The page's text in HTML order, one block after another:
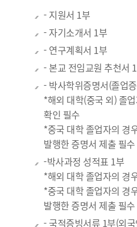
- 지원서 1부
- 자기소개서 1부
- 연구계획서 1부
- 본교 전임교원 추천서
- 박사학위증명서(졸업
*해외 대학(중국 외) 졸
확인 필수
*중국 대학 졸업자의 경
발행한 증명서 제출 필수
-박사과정 성적표 1부
*해외 대학 졸업자의 경
*중국 대학 졸업자의 경
발행한 증명서 제출 필수
- 국적증빙서류 1부(외